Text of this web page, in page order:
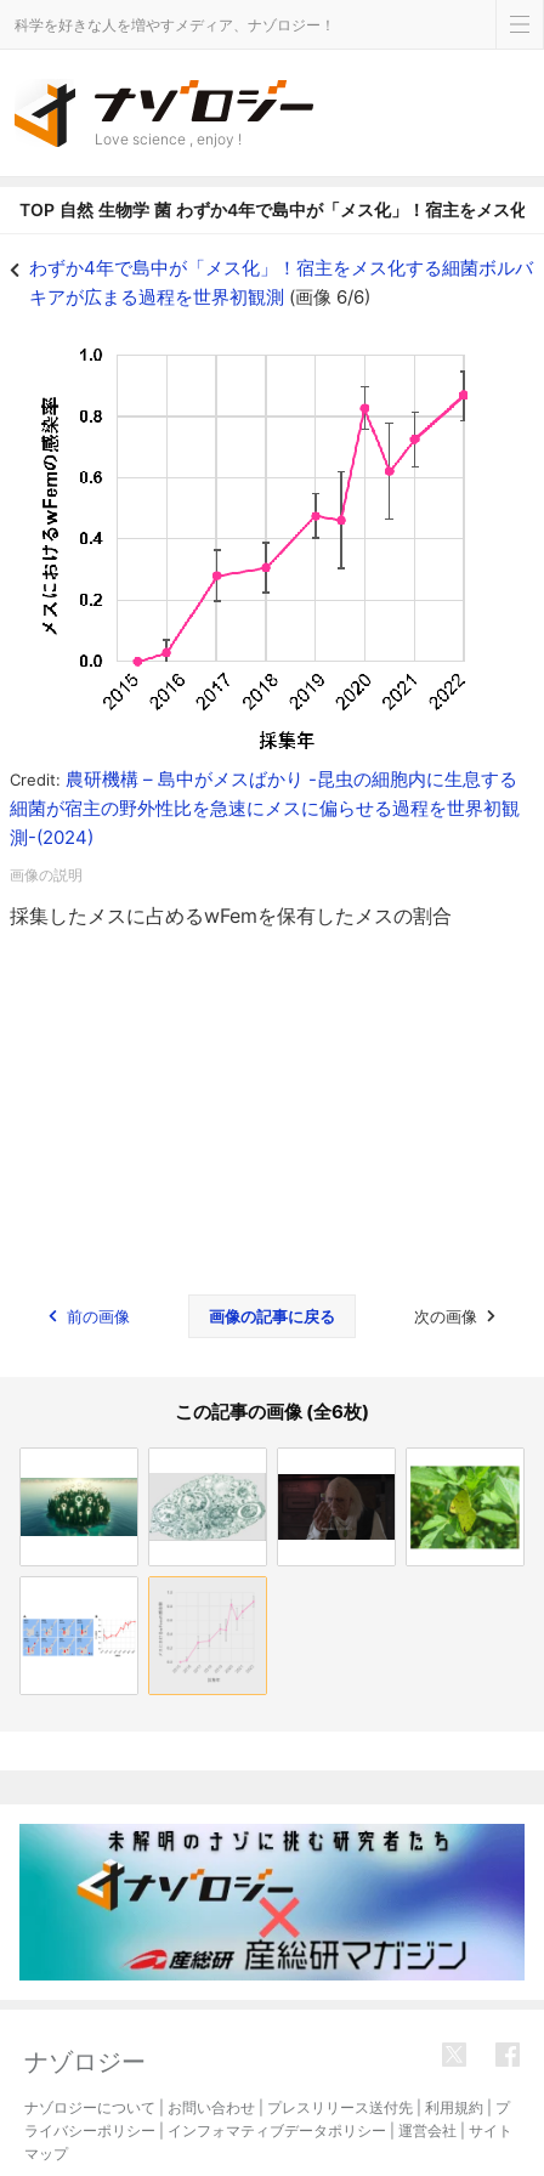
科学を好きな人を増やすメディア、ナゾロジー！
Love science , enjoy !
TOP 自然 生物学 菌 わずか4年で島中が「メス化」！宿主をメス化
わずか4年で島中が「メス化」！宿主をメス化する細菌ボルバ
キアが広まる過程を世界初観測 (画像 6/6)
Credit: 農研機構 – 島中がメスばかり -昆虫の細胞内に生息する
細菌が宿主の野外性比を急速にメスに偏らせる過程を世界初観
測-(2024)
採集したメスに占めるwFemを保有したメスの割合
前の画像 画像の記事に戻る 次の画像
この記事の画像 (全6枚)
ナゾロジー
ナゾロジーについて お問い合わせ プレスリリース送付先 利用規約
プ
ライバシーポリシー
インフォマティブデータポリシー 運営会社
サイト
マップ